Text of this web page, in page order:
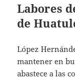
Labores
de
López
mantener en
abastece a las